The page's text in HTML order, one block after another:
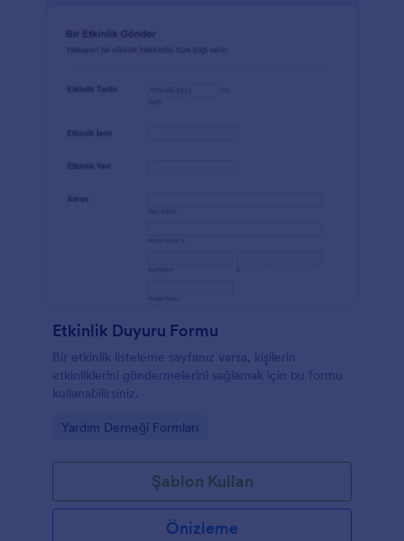
Etkinlik Duyuru Formu
Bir etkinlik listeleme sayfanız varsa, kişilerin
etkinliklerini göndermelerini sağlamak için bu formu
kullanabilirsiniz.
Go to Category:
Yardım Derneği Formları
Şablon Kullan
Önizleme